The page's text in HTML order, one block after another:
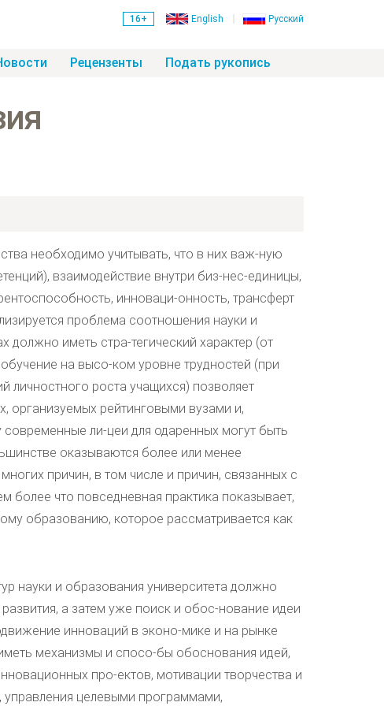
16+ English Русский
Рецензенты Подать рукопись
необходимо учитывать, что в них важ-ную
взаимодействие внутри биз-нес-единицы,
инноваци-онность, трансферт
проблема соотношения науки и
должно иметь стра-тегический характер (от
на высо-ком уровне трудностей (при
личностного роста учащихся) позволяет
организуемых рейтинговыми вузами и,
современные ли-цеи для одаренных могут быть
оказываются более или менее
причин, в том числе и причин, связанных с
более что повседневная практика показывает,
образованию, которое рассматривается как
науки и образования университета должно
а затем уже поиск и обос-нование идеи
инноваций в эконо-мике и на рынке
механизмы и спосо-бы обоснования идей,
про-ектов, мотивации творчества и
целевыми программами,